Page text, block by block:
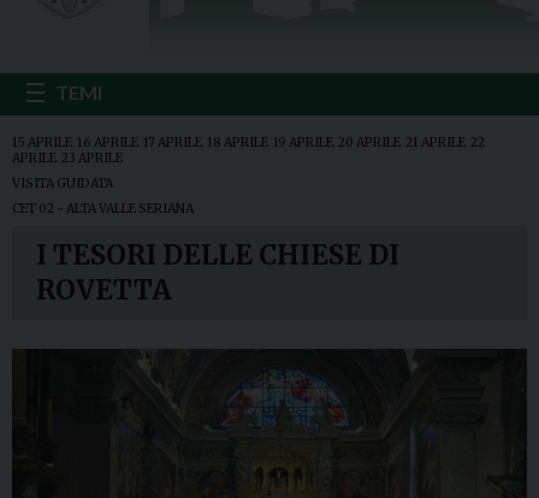
15 APRILE 16 APRILE 17 APRILE 18 APRILE 19 APRILE 20 APRILE 21 APRILE 22
APRILE 23 APRILE
VISITA GUIDATA
CET 02 - ALTA VALLE SERIANA
I TESORI DELLE CHIESE DI
ROVETTA